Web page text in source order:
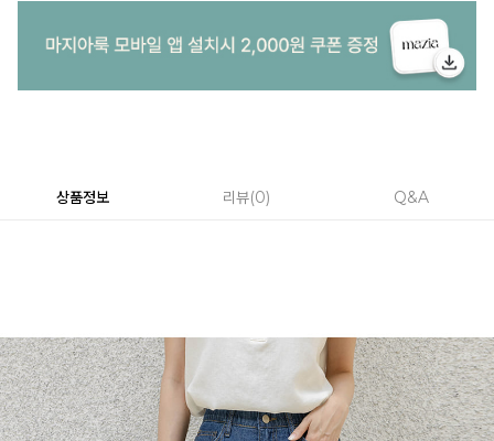
상품정보 리뷰 0 Q&A